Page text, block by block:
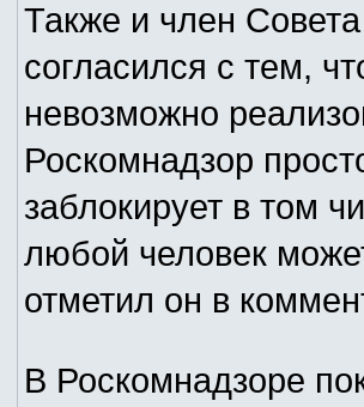
Также и член
согласился с тем,
невозможно
Роскомнадзор
заблокирует в том
любой человек
отметил он в
В Роскомнадзоре